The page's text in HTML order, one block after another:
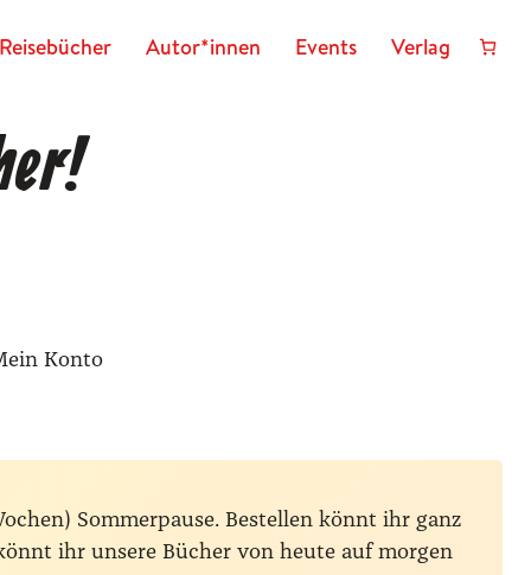
Reisebücher Autor*innen Events Verlag
Konto
Sommerpause. Bestellen könnt ihr ganz
ihr unsere Bücher von heute auf morgen